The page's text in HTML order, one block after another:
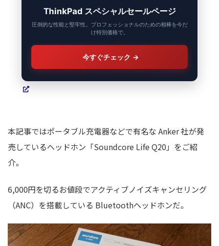
ThinkPad スペシャルセールページ
圧倒的な性能と堅牢性。プロフェッショナルのための相棒を今だ
け特別価格で。
今すぐチェック →
本記事ではポータブル充電器などで有名な Anker 社が発
売しているヘッドホン「Soundcore Life Q20」をご紹
介。
6,000円を切るお値段でアクティブノイズキャンセリング
（ANC）を搭載している Bluetoothヘッドホンだ。